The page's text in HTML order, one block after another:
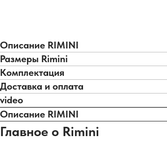
Описание RIMINI
Размеры Rimini
Комплектация
Доставка и оплата
video
Описание RIMINI
Главное о Rimini